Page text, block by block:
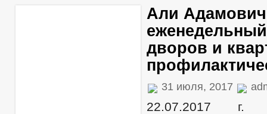
Али
дворов и
31 июля, 2017
22.07.2017 г.